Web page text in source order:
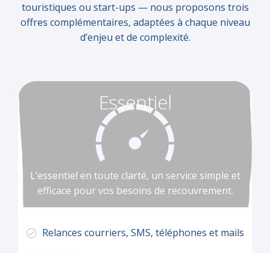
touristiques ou start-ups — nous proposons trois
offres complémentaires, adaptées à chaque niveau
d’enjeu et de complexité.
Essentiel
L’essentiel en toute clarté, un service simple et
efficace pour vos besoins de recouvrement.
Relances courriers, SMS, téléphones et mails